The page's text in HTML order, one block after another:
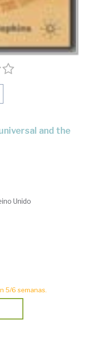
Unido
5/6 semanas.